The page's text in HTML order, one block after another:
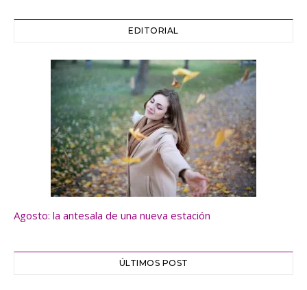
EDITORIAL
Agosto: la antesala de una nueva estación
ÚLTIMOS POST